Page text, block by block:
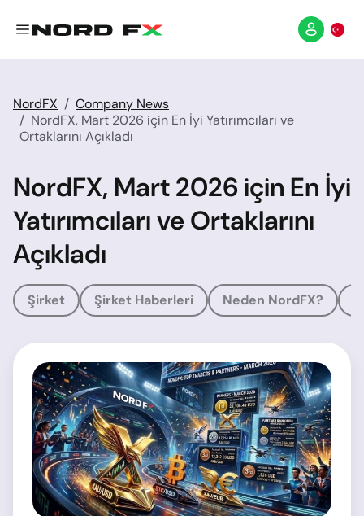
NordFX
Company News
NordFX, Mart 2026 için En İyi Yatırımcıları ve
Ortaklarını Açıkladı
NordFX, Mart 2026 için En İyi
Yatırımcıları ve Ortaklarını
Açıkladı
Şirket Şirket Haberleri Neden NordFX?